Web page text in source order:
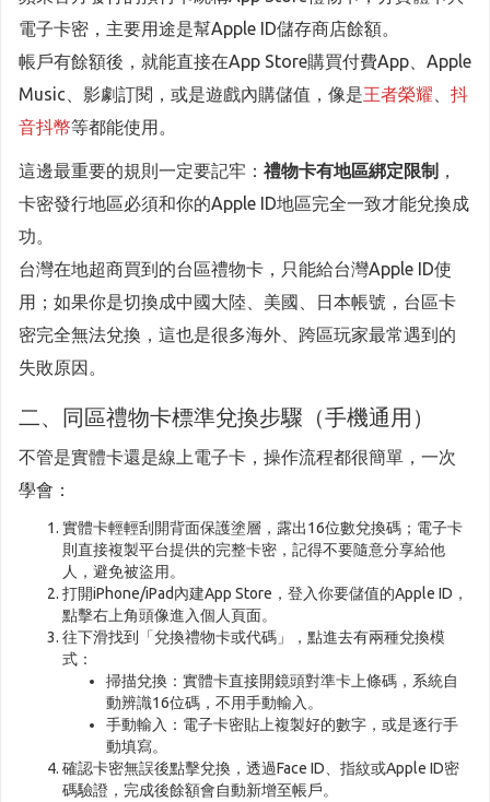
電子卡密，主要用途是幫Apple ID儲存商店餘額。
帳戶有餘額後，就能直接在App Store購買付費App、Apple
Music、影劇訂閱，或是遊戲內購儲值，像是王者榮耀
抖
音抖幣等都能使用。
這邊最重要的規則一定要記牢： 禮物卡有地區綁定限制 ，
卡密發行地區必須和你的Apple ID地區完全一致才能兌換成
功。
台灣在地超商買到的台區禮物卡，只能給台灣Apple ID使
用；如果你是切換成中國大陸、美國、日本帳號，台區卡
密完全無法兌換，這也是很多海外、跨區玩家最常遇到的
失敗原因。
二、同區禮物卡標準兌換步驟（手機通用）
不管是實體卡還是線上電子卡，操作流程都很簡單，一次
學會：
實體卡輕輕刮開背面保護塗層，露出16位數兌換碼；電子卡
則直接複製平台提供的完整卡密，記得不要隨意分享給他
人，避免被盜用。
打開iPhone/iPad內建App Store，登入你要儲值的Apple ID，
點擊右上角頭像進入個人頁面。
往下滑找到「兌換禮物卡或代碼」，點進去有兩種兌換模
式：
掃描兌換：實體卡直接開鏡頭對準卡上條碼，系統自
動辨識16位碼，不用手動輸入。
手動輸入：電子卡密貼上複製好的數字，或是逐行手
動填寫。
確認卡密無誤後點擊兌換，透過Face ID、指紋或Apple ID密
碼驗證，完成後餘額會自動新增至帳戶。